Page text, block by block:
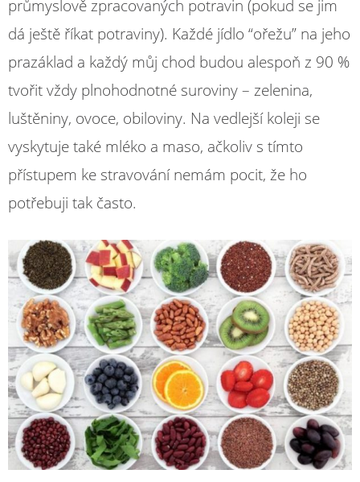
průmyslově zpracovaných potravin (pokud se jim
dá ještě říkat potraviny). Každé jídlo “ořežu” na jeho
prazáklad a každý můj chod budou alespoň z 90 %
tvořit vždy plnohodnotné suroviny – zelenina,
luštěniny, ovoce, obiloviny. Na vedlejší koleji se
vyskytuje také mléko a maso, ačkoliv s tímto
přístupem ke stravování nemám pocit, že ho
potřebuji tak často.